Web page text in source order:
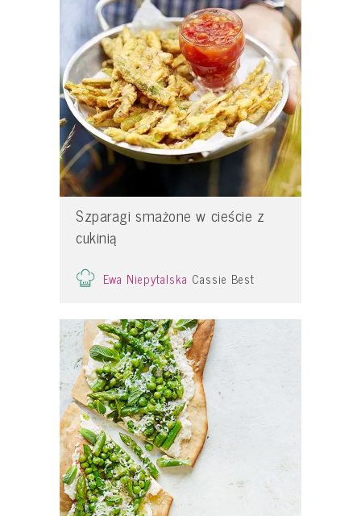
Szparagi smażone w cieście z
cukinią
Ewa Niepytalska Cassie Best